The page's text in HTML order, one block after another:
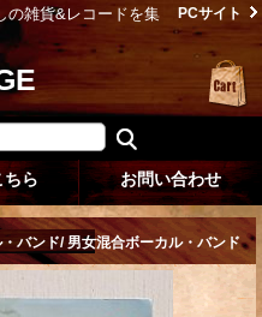
の雑貨&レコードを集
PCサイト
ちら お問い合わせ
バンド/ 男女混合ボーカル・バンド